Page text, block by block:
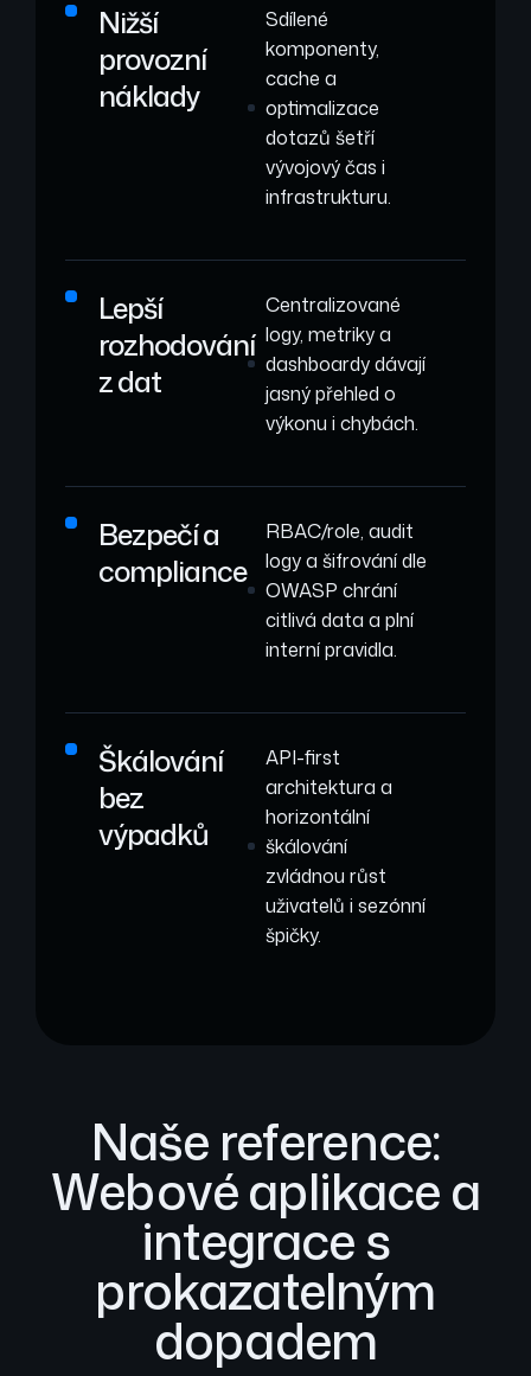
Nižší
provozní
náklady
Sdílené
komponenty,
cache a
optimalizace
dotazů šetří
vývojový čas i
infrastrukturu.
Lepší
rozhodování
z dat
Centralizované
logy, metriky a
dashboardy dávají
jasný přehled o
výkonu i chybách.
Bezpečí a
compliance
RBAC/role, audit
logy a šifrování dle
OWASP chrání
citlivá data a plní
interní pravidla.
Škálování
bez
výpadků
API-first
architektura a
horizontální
škálování
zvládnou růst
uživatelů i sezónní
špičky.
Naše reference:
Webové aplikace a
integrace s
prokazatelným
dopadem